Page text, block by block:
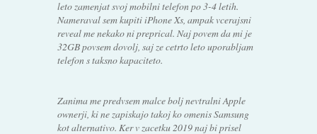
leto zamenjat svoj mobilni telefon po 3-4 letih.
Nameraval sem kupiti iPhone Xs, ampak vcerajsni
reveal me nekako ni preprical. Naj povem da mi je
32GB povsem dovolj, saj ze cetrto leto uporabljam
telefon s taksno kapaciteto.
Zanima me predvsem malce bolj nevtralni Apple
ownerji, ki ne zapiskajo takoj ko omenis Samsung
kot alternativo. Ker v zacetku 2019 naj bi prisel